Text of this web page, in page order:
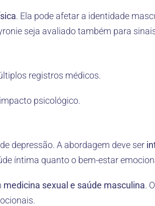
. Ela pode afetar a identidade
seja avaliado também para
registros médicos.
psicológico.
depressão. A abordagem deve ser
íntima quanto o bem-estar
medicina sexual e saúde masculina.